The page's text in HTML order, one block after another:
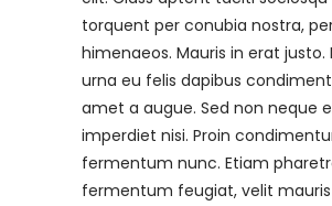
torquent per conubia nostra,
himenaeos. Mauris in erat justo.
urna eu felis dapibus
amet a augue. Sed non neque
imperdiet nisi. Proin
fermentum nunc. Etiam
fermentum feugiat, velit